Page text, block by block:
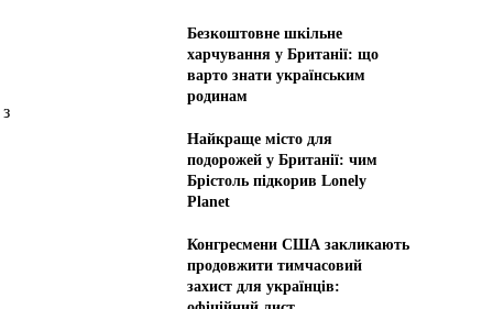
Безкоштовне шкільне
харчування у Британії: що
варто знати українським
родинам
Найкраще місто для
подорожей у Британії: чим
Брістоль підкорив Lonely
Planet
Конгресмени США закликають
продовжити тимчасовий
захист для українців: